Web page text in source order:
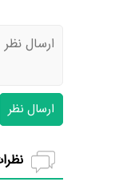
ارسال نظر